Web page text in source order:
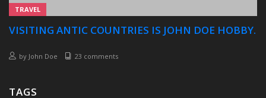
TRAVEL
VISITING ANTIC COUNTRIES IS JOHN DOE HOBBY.
by John Doe 23 comments
TAGS